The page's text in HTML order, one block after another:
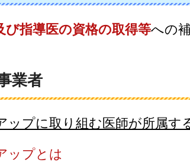
び指導医の資格の取得等への
業者
ップに取り組む医師が所属す
ップとは